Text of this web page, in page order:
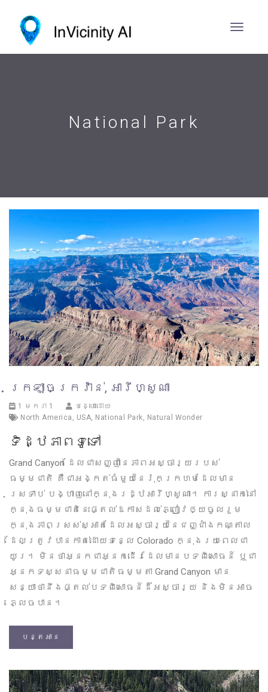
National Park
ក្រឡាចក្រវ៉ាន់, អារីហ្សូណា
1 មករា 1
បង្ហោះដោយ
North America , USA, National Park, Natural Wonder
ទិដ្ឋភាពទូទៅ
Grand Canyon ដែលជាសញ្ញានៃភាពអស្ចារ្យរបស់
ធម្មជាតិ គឺជាអង្កត់ធំមួយនៃរ៉ុកក្រហមដែលមាន
ស្រទាប់ បង្ហាញនៅក្នុងរដ្ឋអារីហ្សូណា។ ការស្នាក់នៅ
ក្នុងធម្មជាតិនេះផ្តល់ឱកាសដល់ភ្ញៀវឲ្យចូលរួម
ក្នុងភាពស្រស់ស្អាតដែលអស្ចារ្យនៃជញ្ជាំងកណ្តាល
ដែលត្រូវបានកាត់ដោយទន្លេ Colorado ក្នុងរយៈពេលជា
យូរ។ មិនថាអ្នកជាអ្នកដើរដែលមានបទពិសោធន៍ ឬជា
អ្នកទស្សនាធម្មជាតិធម្មតា Grand Canyon មាន
សន្យាថានឹងផ្តល់បទពិសោធន៍ដ៏អស្ចារ្យ និងមិនអាច
ភ្លេចបាន។
បន្តអាន